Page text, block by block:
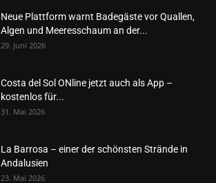
Neue Plattform warnt Badegäste vor Quallen,
Algen und Meeresschaum an der...
29. Juni 2026
Costa del Sol ONline jetzt auch als App –
kostenlos für...
31. Mai 2026
La Barrosa – einer der schönsten Strände in
Andalusien
23. Mai 2026